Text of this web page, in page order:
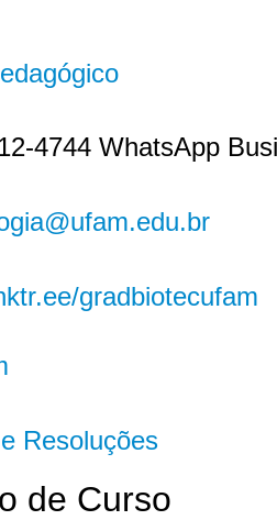
4744 WhatsApp
gradbiotecufam
Resoluções
de Curso